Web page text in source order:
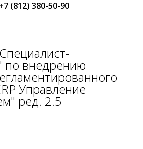
(812) 380-50-90
по внедрению
Управление
ред. 2.5